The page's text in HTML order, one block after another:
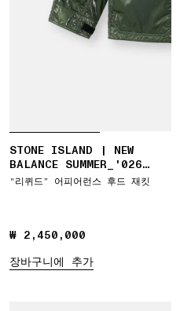
STONE ISLAND | NEW
BALANCE SUMMER_'026
CAPSULE JACKET
"리퀴드” 어피어런스 후드 재킷
₩ 2,450,000
₩ 2,450,000
장바구니에 추가